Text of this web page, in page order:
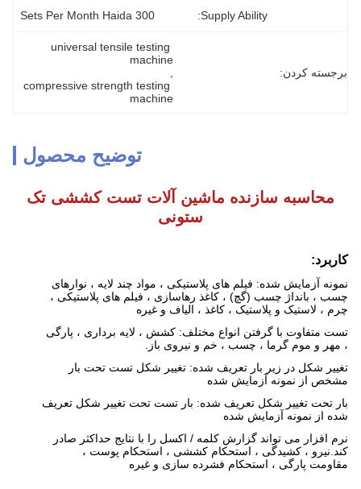
Supply Ability:
300 Sets Per Month Haida
برجسته کردن:
universal tensile testing
machine
compressive strength testing
machine
توضیح محصول
محاسبه سازنده ماشین آلات تست کششی تک
ستونی
کاربرد:
نمونه آزمایش شده: فیلم های پلاستیکی ، مواد چند لایه ، نوارهای
چسب ، بانداژ چسب (گچ) ، کاغذ رهاسازی ، فیلم های پلاستیکی ،
چرم ، لاستیک و پلاستیک ، کاغذ ، الیاف و غیره
تست متفاوت با گرفتن انواع مختلف: کشش ، لایه برداری ، پارگی
، مهر و موم گرما ، چسب ، خم و نیروی باز.
تغییر شکل در زیر بار تعریف شده: تغییر شکل تست تحت بار
مشخص از نمونه آزمایش شده
بار تحت تغییر شکل تعریف شده: بار تست تحت تغییر شکل تعریف
شده از نمونه آزمایش شده
نرم افزار می تواند گزارش کلمه / اکسل را با نتایج حداکثر صادر
کند.نیرو ، کشیدگی ، استحکام کششی ، استحکام پوست ،
مقاومت پارگی ، استحکام فشرده سازی و غیره